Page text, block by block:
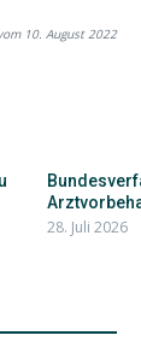
10. August 2022
28. Juli 2026